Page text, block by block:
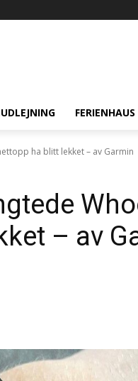
ha blitt lekket – av Garmin
– av